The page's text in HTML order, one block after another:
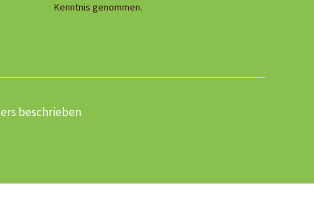
Kenntnis genommen.
beschrieben